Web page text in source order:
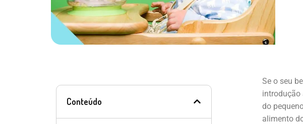
Conteúdo
Se o seu
introdução
do
alimento